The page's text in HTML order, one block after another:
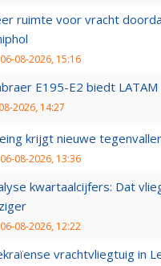
ruimte voor vracht
06-08-2026, 15:16
E195-E2 biedt
2026, 14:27
krijgt nieuwe
06-08-2026, 13:36
kwartaalcijfers: Dat
06-08-2026, 12:22
vrachtvliegtuig in